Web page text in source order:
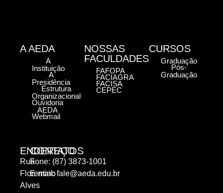
ENDEREÇO
Rua
Florentino
Alves
CONTATOS
Fone: (87) 3873-1001
E-mail:fale@aeda.edu.br
A AEDA
A
Instituição
A
Presidência
Estrutura
Organizacional
Ouvidoria
AEDA
Webmail
NOSSAS
FACULDADES
FAFOPA
FACIAGRA
FACISA
CEPEC
CURSOS
Graduação
Pós-
Graduação